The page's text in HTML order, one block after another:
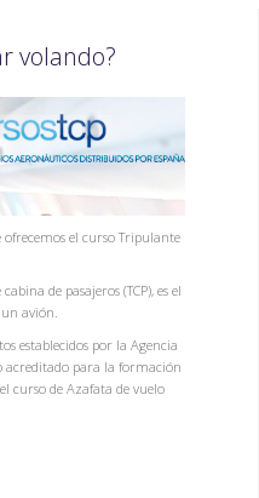
volando?
ofrecemos el curso Tripulante
de pasajeros (TCP), es el
avión.
establecidos por la Agencia
acreditado para la formación
curso de Azafata de vuelo